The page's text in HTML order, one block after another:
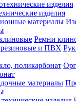
изделия
Ремни